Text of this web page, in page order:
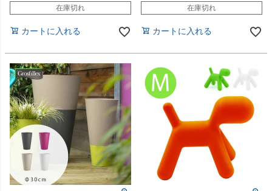
在庫切れ
カートに入れる
在庫切れ
カートに入れる